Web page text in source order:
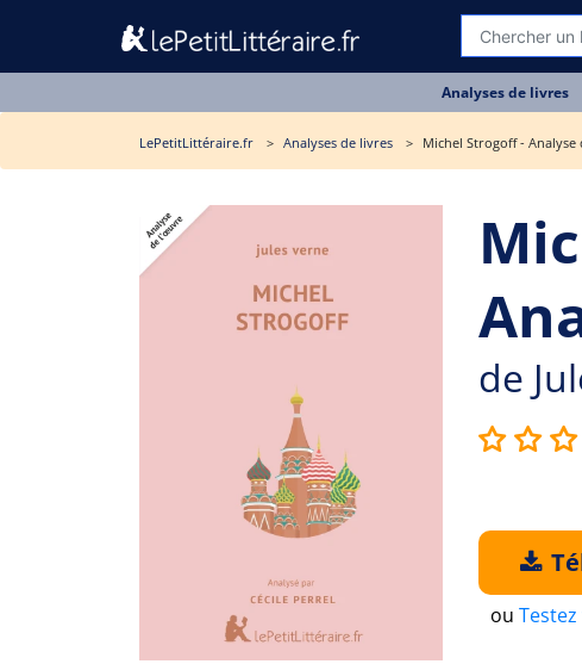
Analyses de livres
LePetitLittéraire.fr Analyses de livres Michel Strogoff -
de
ou